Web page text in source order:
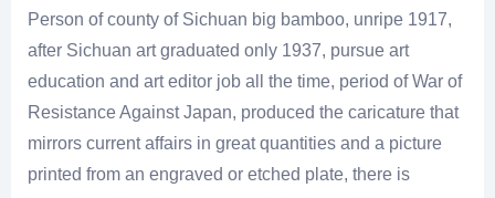
Person of county of Sichuan big bamboo, unripe 1917,
after Sichuan art graduated only 1937, pursue art
education and art editor job all the time, period of War of
Resistance Against Japan, produced the caricature that
mirrors current affairs in great quantities and a picture
printed from an engraved or etched plate, there is